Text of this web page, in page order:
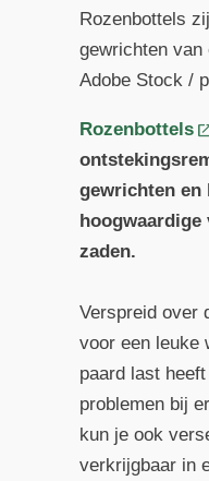
Rozenbottels
gewrichten
Adobe Stock /
Rozenbottels
gewrichten en
zaden.
Verspreid over
voor een leuke
paard last
problemen bij
kun je ook
verkrijgbaar in